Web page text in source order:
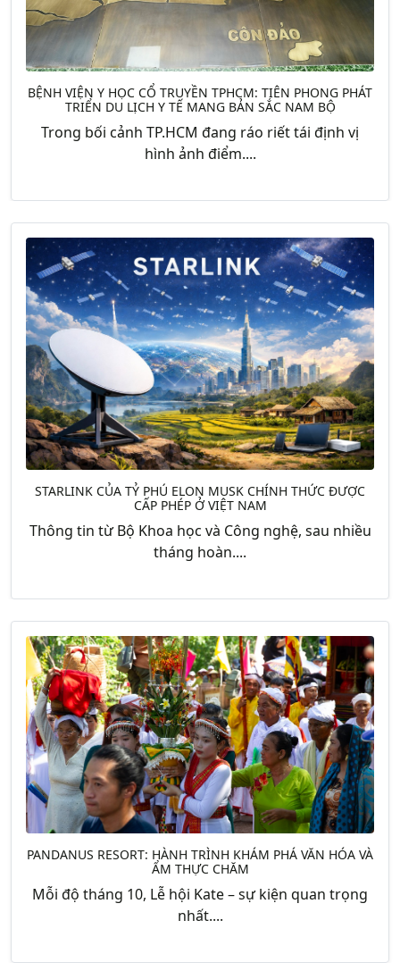
BỆNH VIỆN Y HỌC CỔ TRUYỀN TPHCM: TIÊN PHONG PHÁT
TRIỂN DU LỊCH Y TẾ MANG BẢN SẮC NAM BỘ
Trong bối cảnh TP.HCM đang ráo riết tái định vị
hình ảnh điểm....
STARLINK CỦA TỶ PHÚ ELON MUSK CHÍNH THỨC ĐƯỢC
CẤP PHÉP Ở VIỆT NAM
Thông tin từ Bộ Khoa học và Công nghệ, sau nhiều
tháng hoàn....
PANDANUS RESORT: HÀNH TRÌNH KHÁM PHÁ VĂN HÓA VÀ
ẨM THỰC CHĂM
Mỗi độ tháng 10, Lễ hội Kate – sự kiện quan trọng
nhất....